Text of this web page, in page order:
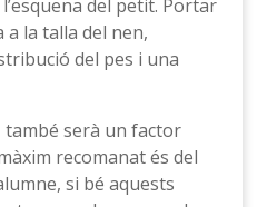
del petit. Portar
a la talla del nen,
del pes i una
també serà un factor
recomanat és del
si bé aquests